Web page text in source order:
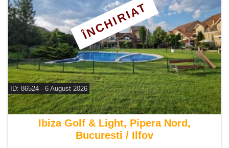
ID: 86524 - 6 August 2026
De inchiriat vila 7 camere
Ibiza Golf & Light, Pipera Nord,
Bucuresti / Ilfov
ÎNCHIRIAT